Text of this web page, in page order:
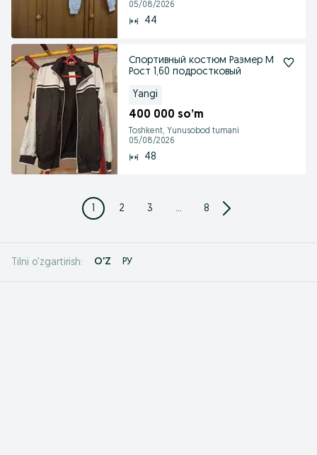
05/08/2026
44
Спортивный костюм Размер М
Рост 1,60 подростковый
Yangi
400 000 so’m
Toshkent, Yunusobod tumani
05/08/2026
48
1 2 3 ... 8
Tilni o'zgartirish: O'Z РУ